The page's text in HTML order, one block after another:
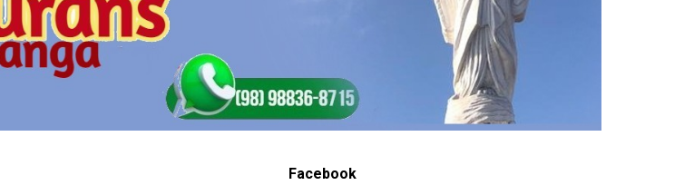
Facebook